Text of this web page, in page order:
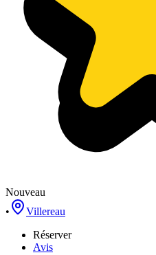
Nouveau
•
Villereau
Réserver
Avis